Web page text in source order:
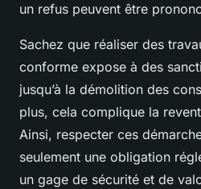
un refus peuvent être
Sachez que réaliser des
conforme expose à des
jusqu’à la démolition des
plus, cela complique la
Ainsi, respecter ces
seulement une obligation
un gage de sécurité et de